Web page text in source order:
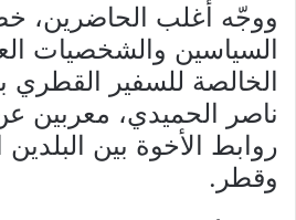
ووجّه أغلب الحاضرين،
السياسين والشخصيات
الخالصة للسفير
ناصر الحميدي، معربين
روابط الأخوة بين
وقطر.